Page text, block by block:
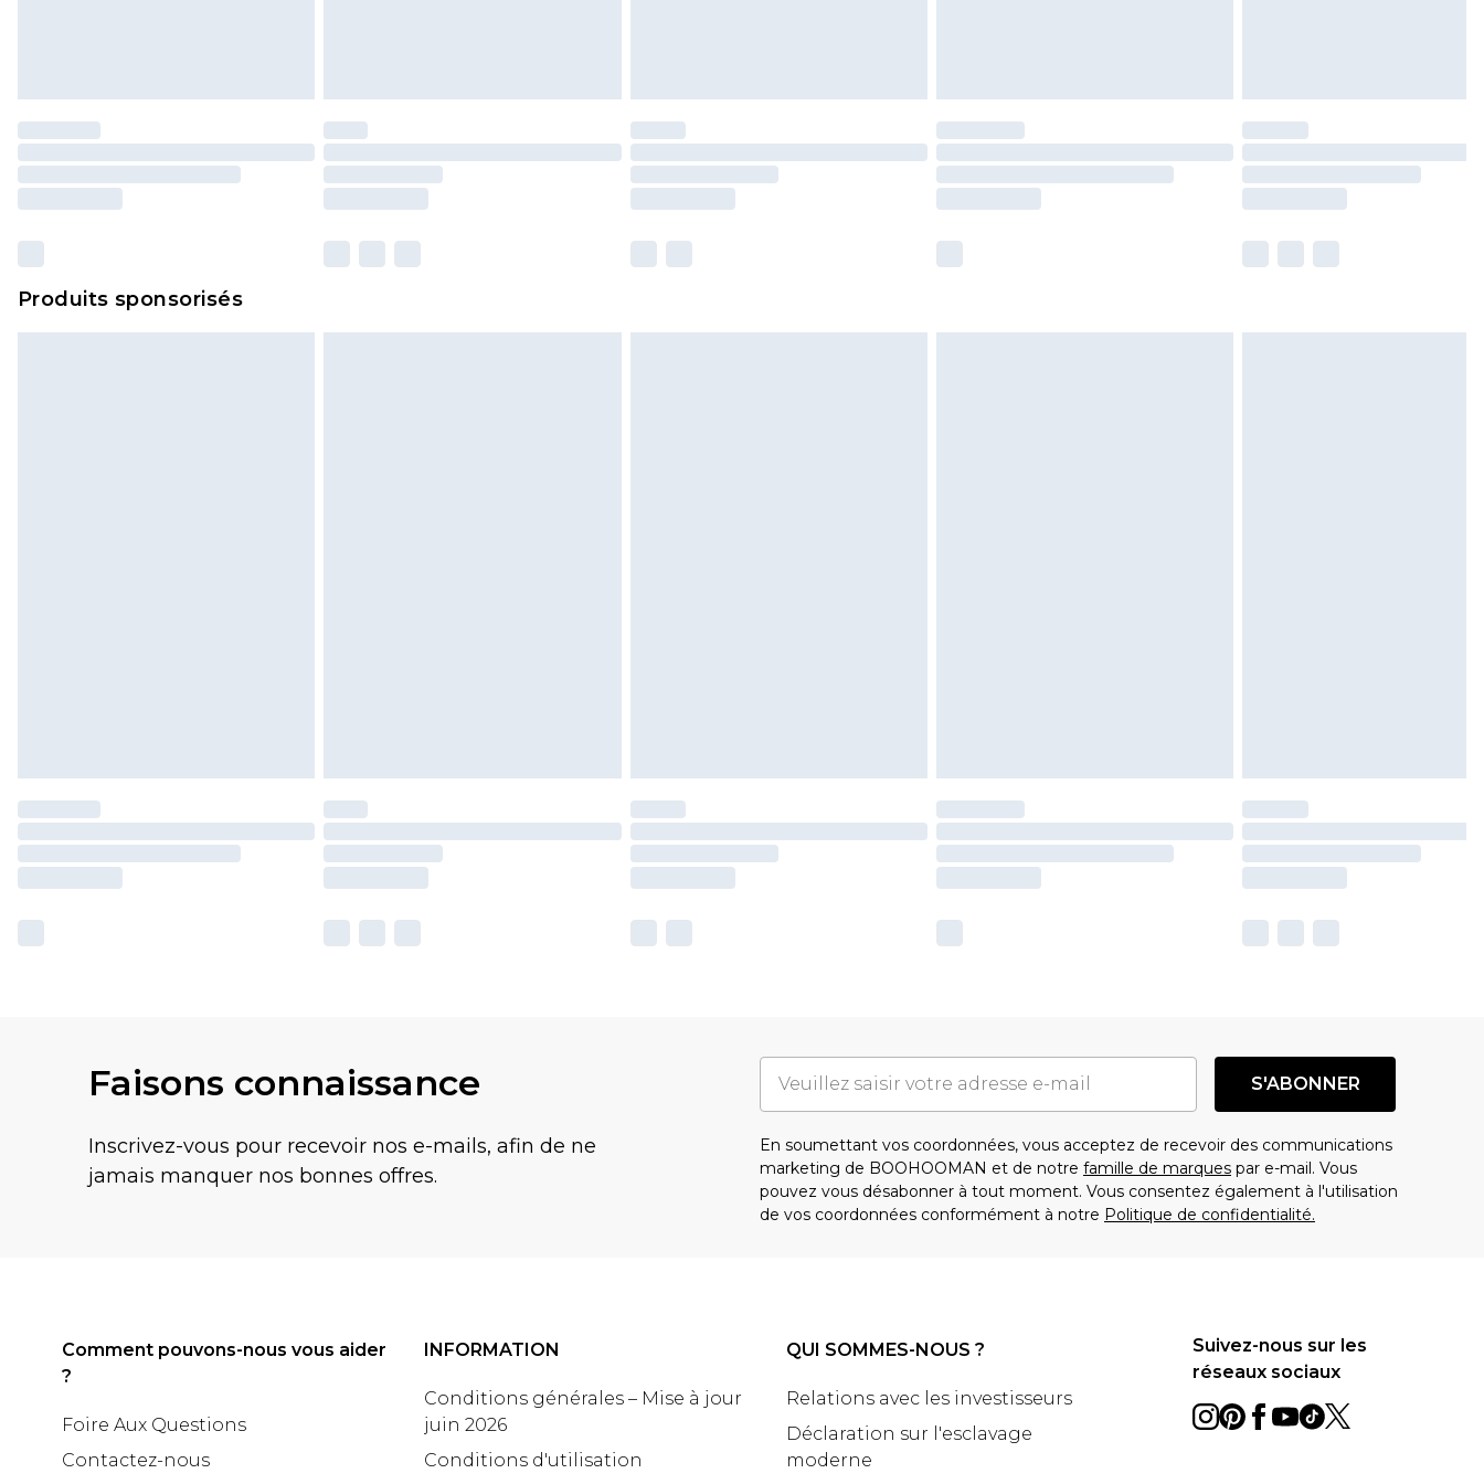
Produits sponsorisés
Faisons connaissance
Inscrivez-vous pour recevoir nos e-mails, afin de ne
jamais manquer nos bonnes offres.
S'ABONNER
En soumettant vos coordonnées, vous acceptez de recevoir des communications
marketing de BOOHOOMAN et de notre famille de marques par e-mail. Vous
pouvez vous désabonner à tout moment. Vous consentez également à l'utilisation
de vos coordonnées conformément à notre Politique de confidentialité.
Comment pouvons-nous vous aider
?
Foire Aux Questions
Contactez-nous
INFORMATION
Conditions générales – Mise à jour
juin 2026
Conditions d'utilisation
QUI SOMMES-NOUS ?
Relations avec les investisseurs
Déclaration sur l'esclavage
moderne
Suivez-nous sur les
réseaux sociaux